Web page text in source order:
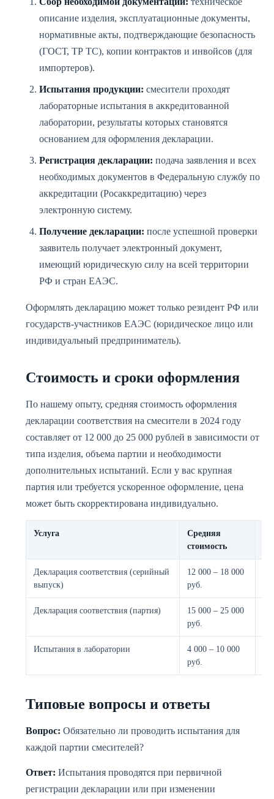
описание изделия, эксплуатационные документы,
нормативные акты, подтверждающие безопасность
(ГОСТ, ТР ТС), копии контрактов и инвойсов (для
импортеров).
Испытания продукции: смесители проходят
лабораторные испытания в аккредитованной
лаборатории, результаты которых становятся
основанием для оформления декларации.
Регистрация декларации: подача заявления и всех
необходимых документов в Федеральную службу по
аккредитации (Росаккредитацию) через
электронную систему.
Получение декларации: после успешной проверки
заявитель получает электронный документ,
имеющий юридическую силу на всей территории
РФ и стран ЕАЭС.
Оформлять декларацию может только резидент РФ или
государств-участников ЕАЭС (юридическое лицо или
индивидуальный предприниматель).
Стоимость и сроки оформления
По нашему опыту, средняя стоимость оформления
декларации соответствия на смесители в 2024 году
составляет от 12 000 до 25 000 рублей в зависимости от
типа изделия, объема партии и необходимости
дополнительных испытаний. Если у вас крупная
партия или требуется ускоренное оформление, цена
может быть скорректирована индивидуально.
Услуга
Средняя
стоимость
Декларация соответствия (серийный
выпуск)
12 000 – 18 000
руб.
Декларация соответствия (партия)
15 000 – 25 000
руб.
Испытания в лаборатории
4 000 – 10 000
руб.
Типовые вопросы и ответы
Вопрос: Обязательно ли проводить испытания для
каждой партии смесителей?
Ответ: Испытания проводятся при первичной
регистрации декларации или при изменении